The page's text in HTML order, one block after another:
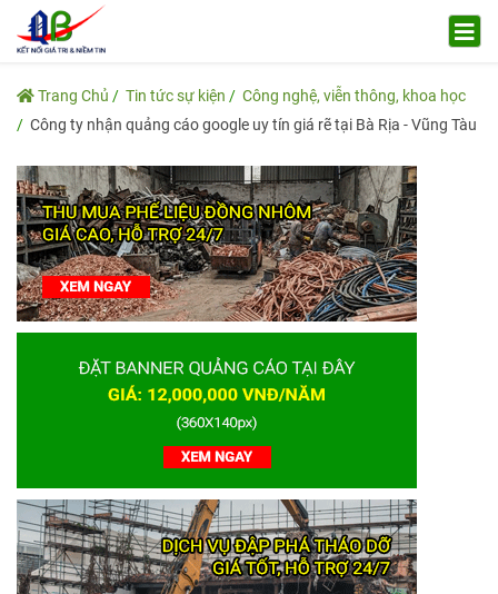
Trang Chủ Tin tức sự kiện
Công nghệ, viễn thông, khoa học
Công ty nhận quảng cáo google uy tín giá rẽ tại Bà Rịa - Vũng Tàu